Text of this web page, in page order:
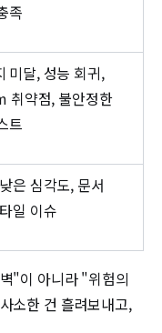
족
미달, 성능 회귀,
취약점, 불안정한
트
은 심각도, 문서
일 이슈
"이 아니라 "위험의
소한 건 흘려보내고,